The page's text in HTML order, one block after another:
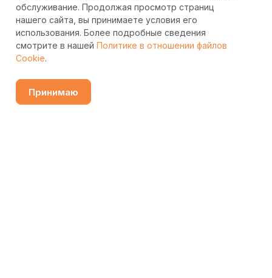
обслуживание. Продолжая просмотр страниц
нашего сайта, вы принимаете условия его
использования. Более подробные сведения
смотрите в нашей Политике в отношении файлов
Cookie.
Принимаю